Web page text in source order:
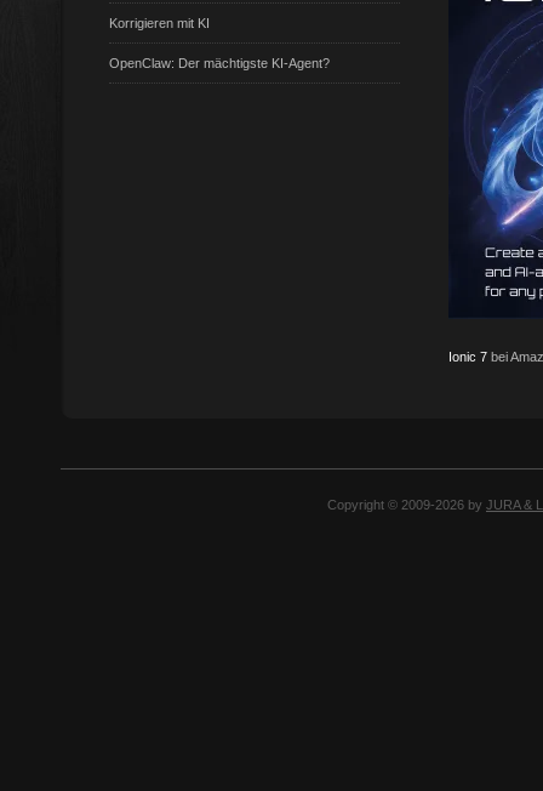
Korrigieren mit KI
OpenClaw: Der mächtigste KI-Agent?
Ionic 7 bei
Copyright © 2009-2026 by JURA &